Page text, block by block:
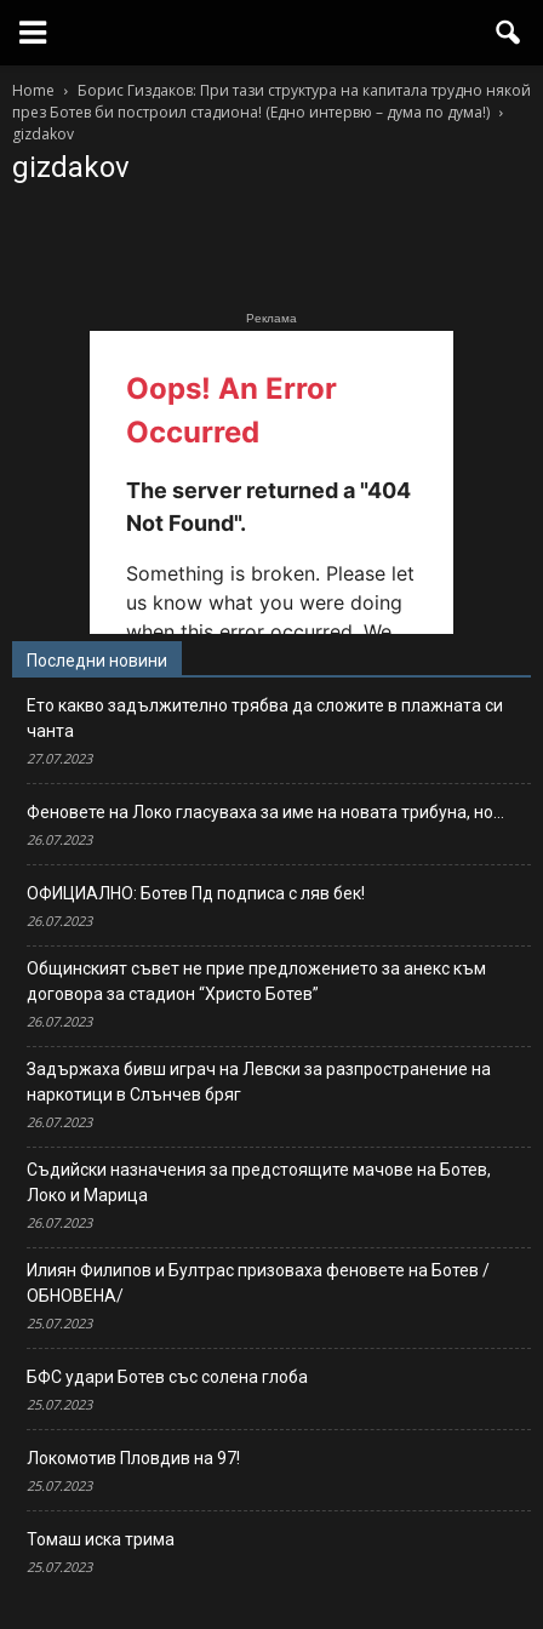
Home
Борис Гиздаков: При тази структура на капитала трудно някой
през Ботев би построил стадиона! (Едно интервю – дума по дума!)
gizdakov
gizdakov
Реклама
Последни новини
Ето какво задължително трябва да сложите в плажната си
чанта
27.07.2023
Феновете на Локо гласуваха за име на новата трибуна, но…
26.07.2023
ОФИЦИАЛНО: Ботев Пд подписа с ляв бек!
26.07.2023
Общинският съвет не прие предложението за анекс към
договора за стадион “Христо Ботев”
26.07.2023
Задържаха бивш играч на Левски за разпространение на
наркотици в Слънчев бряг
26.07.2023
Съдийски назначения за предстоящите мачове на Ботев,
Локо и Марица
26.07.2023
Илиян Филипов и Бултрас призоваха феновете на Ботев /
ОБНОВЕНА/
25.07.2023
БФС удари Ботев със солена глоба
25.07.2023
Локомотив Пловдив на 97!
25.07.2023
Томаш иска трима
25.07.2023